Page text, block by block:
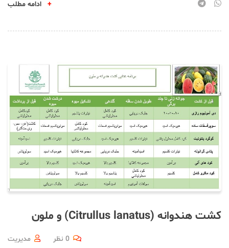
+
کشت هندوانه (Citrullus lanatus) و ملون
مدیریت 0 نظر